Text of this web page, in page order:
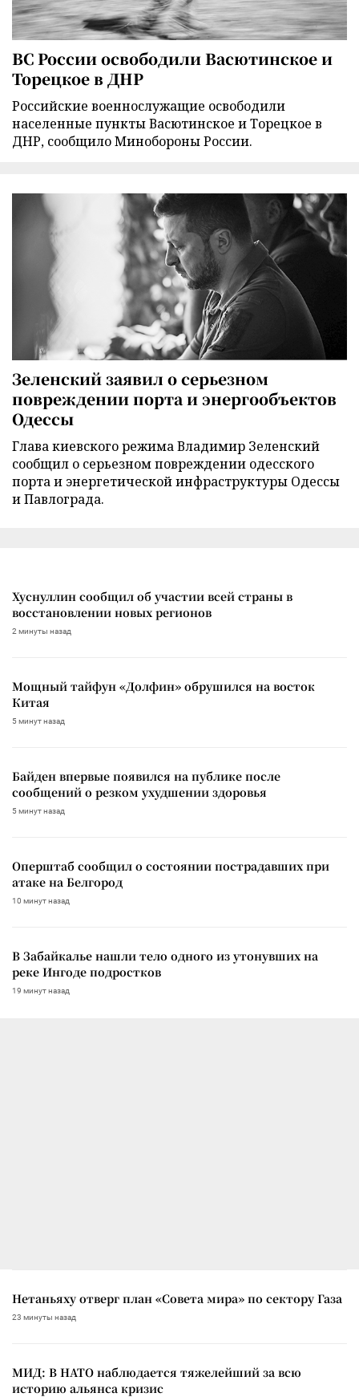
ВС России освободили Васютинское и
Торецкое в ДНР
Российские военнослужащие освободили
населенные пункты Васютинское и Торецкое в
ДНР, сообщило Минобороны России.
Зеленский заявил о серьезном
повреждении порта и энергообъектов
Одессы
Глава киевского режима Владимир Зеленский
сообщил о серьезном повреждении одесского
порта и энергетической инфраструктуры Одессы
и Павлограда.
Хуснуллин сообщил об участии всей страны в
восстановлении новых регионов
2 минуты назад
Мощный тайфун «Долфин» обрушился на восток
Китая
5 минут назад
Байден впервые появился на публике после
сообщений о резком ухудшении здоровья
5 минут назад
Оперштаб сообщил о состоянии пострадавших при
атаке на Белгород
10 минут назад
В Забайкалье нашли тело одного из утонувших на
реке Ингоде подростков
19 минут назад
Нетаньяху отверг план «Совета мира» по сектору Газа
23 минуты назад
МИД: В НАТО наблюдается тяжелейший за всю
историю альянса кризис